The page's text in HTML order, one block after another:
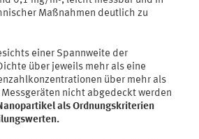
Maßnahmen deutlich zu
einer Spannweite der
über jeweils mehr als eine
über mehr als
nicht abgedeckt werden
als Ordnungskriterien